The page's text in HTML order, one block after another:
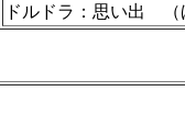
ドルドラ：思い出 （